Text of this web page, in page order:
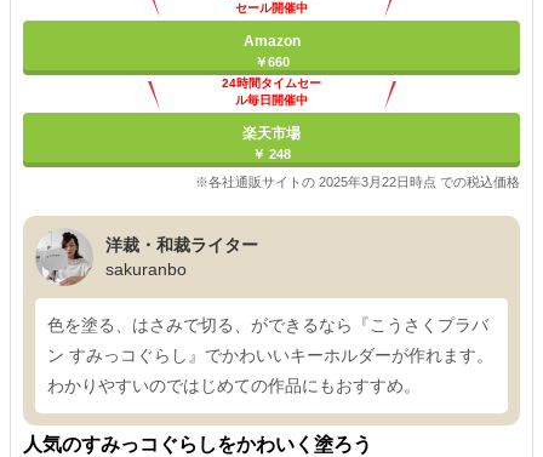
セール開催中
Amazon
￥660
24時間タイムセー
ル毎日開催中
楽天市場
￥ 248
※各社通販サイトの 2025年3月22日時点 での税込価格
洋裁・和裁ライター
sakuranbo
色を塗る、はさみで切る、ができるなら『こうさくプラバ
ン すみっコぐらし』でかわいいキーホルダーが作れます。
わかりやすいのではじめての作品にもおすすめ。
人気のすみっコぐらしをかわいく塗ろう